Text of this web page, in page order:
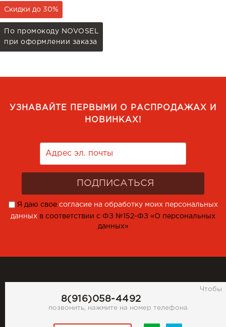
Скидки до 30%
По промокоду NOVOSEL
при оформлении заказа
УЗНАВАЙТЕ ПЕРВЫМИ О РАСПРОДАЖАХ И
НОВИНКАХ!
Я даю свое согласие на обработку моих персональных
данных в соответствии с ФЗ №152-ФЗ «О персональных
данных»
8(916)058-4492
Чтобы
позвонить, нажмите на номер телефона